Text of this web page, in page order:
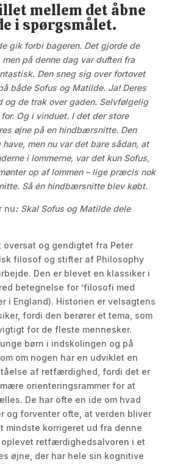
mellem det åbne
i spørgsmålet.
gik forbi bageren. Det gjorde de
på denne dag var duften fra
Den sneg sig over fortovet
både Sofus og Matilde. Ja! Deres
og de trak over gaden. Selvfølgelig
Og i vinduet. I det der store
øjne på en hindbærsnitte. Den
men nu var det bare sådan, at
i lommerne, var det kun Sofus,
op af lommen – lige præcis nok
Så én hindbærsnitte blev købt.
nu: Skal Sofus og Matilde dele
oversat og gendigtet fra Peter
filosof og stifter af Philosophy
Den er blevet en klassiker i
betegnelse for ’filosofi med
i England). Historien er velsagtens
fordi den berører et tema, som
for de fleste mennesker.
børn i indskolingen og på
om nogen har en udviklet en
af retfærdighed, fordi det er
orienteringsrammer for at
De har ofte en ide om hvad
og forventer ofte, at verden bliver
mindste korrigeret ud fra denne
oplevet retfærdighedsalvoren i et
øjne, der har hele sin kognitive